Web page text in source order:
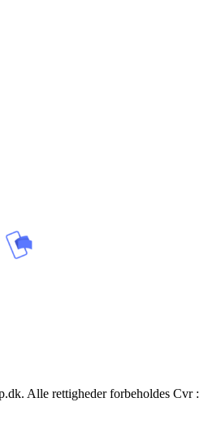
Alle rettigheder forbeholdes Cvr :